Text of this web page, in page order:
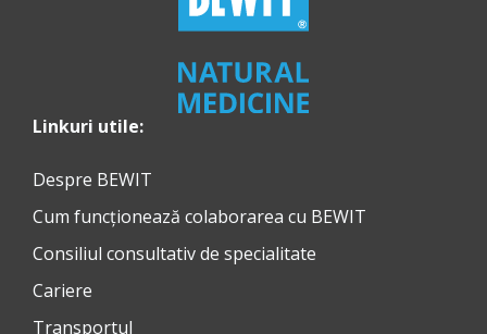
Linkuri utile:
Despre BEWIT
Cum funcționează colaborarea cu BEWIT
Consiliul consultativ de specialitate
Cariere
Transportul